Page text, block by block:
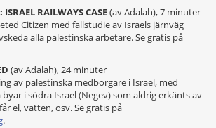
RAILWAYS CASE(av Adalah), 7 minuter
Citizen med fallstudie av Israels järnväg
alla palestinska arbetare. Se gratis på
(av Adalah), 24 minuter
av palestinska medborgare i Israel, med
i södra Israel (Negev) som aldrig erkänts av
el, vatten, osv. Se gratis på
.